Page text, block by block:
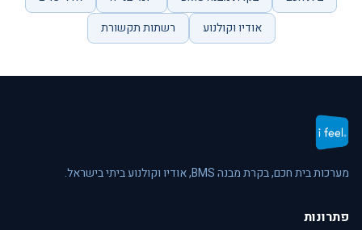
אודיו וקולנוע
רשתות תקשורת
מערכות בית חכם, בקרת מבנה BMS, אודיו וקולנוע ביתי בישראל.
פתרונות